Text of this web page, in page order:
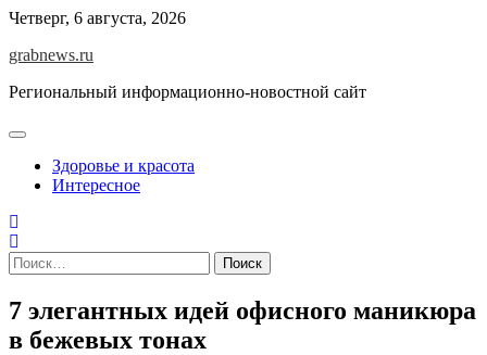
Skip
content
Четверг, 6 августа, 2026
grabnews.ru
Региональный информационно-новостной сайт
Здоровье и красота
Интересное
Найти:
7 элегантных идей офисного маникюра
в бежевых тонах